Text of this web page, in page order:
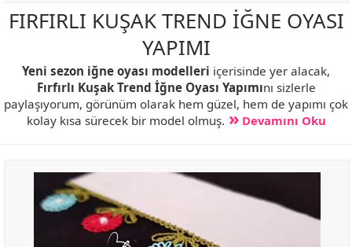
FIRFIRLI KUŞAK TREND İĞNE OYASI
YAPIMI
Yeni sezon iğne oyası modelleri içerisinde yer alacak,
Fırfırlı Kuşak Trend İğne Oyası Yapımını sizlerle
paylaşıyorum, görünüm olarak hem güzel, hem de yapımı çok
kolay kısa sürecek bir model olmuş.
Devamını Oku